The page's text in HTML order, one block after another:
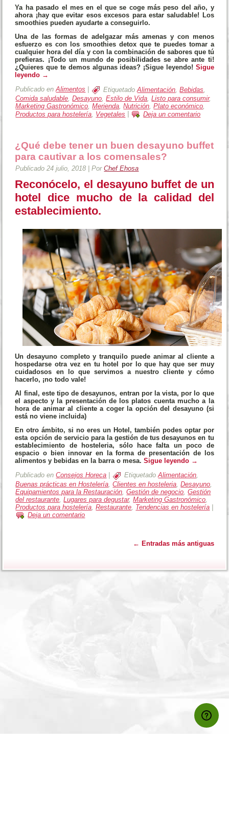
Ya ha pasado el mes en el que se coge más peso del año, y
ahora ¡hay que evitar esos excesos para estar saludable! Los
smoothies pueden ayudarte a conseguirlo.
Una de las formas de adelgazar más amenas y con menos
esfuerzo es con lossmoothies detox que te puedes tomar a
cualquier hora del día y con la combinación de sabores que tú
prefieras. ¡Todo un mundo de posibilidades se abre ante ti!
¿Quieres que te demos algunas ideas? ¡Sigue leyendo! Sigue
leyendo →
Publicado en Alimentos Etiquetado Alimentación ,Bebidas
Comida saludable,Desayuno,Estilo de Vida,Listo para consumir,
Marketing Gastronómico,Merienda,Nutrición,Plato económico,
Productos para hostelería Vegetales Deja un comentario
¿Qué debe tener un buen desayuno buffet
para cautivar a los comensales?
Publicado 24 julio, 2018 |Por Chef Ehosa
Reconócelo, el desayuno buffet de un
hotel dice mucho de la calidad del
establecimiento.
Un desayuno completo y tranquilo puede animar al cliente a
hospedarse otra vez en tu hotel por lo que hay que sermuy
cuidadosos en lo que servimosa nuestro cliente y cómo
hacerlo, ¡no todo vale!
Al final, este tipo de desayunos, entran por la vista, por lo que
e l aspecto y la presentación de los platos cuenta muchoa la
hora de animar al cliente a coger la opción del desayuno (si
está no viene incluida)
En otro ámbito, si no eres un Hotel, también podes optar por
esta opción de servicio para la gestión de tus desayunos en tu
establecimiento de hosteleria, sólo hace falta un poco de
espacio o bien innovar en la forma de presentación de los
alimentos y bebidas en la barra o mesa.Sigue leyendo →
Publicado en Consejos Horeca Etiquetado Alimentación,
Buenas prácticas en Hostelería ,Clientes en hosteleria ,Desayuno
Equipamientos para la Restauración ,Gestión de negocio ,Gestión
del restaurante ,Lugares para degustar,Marketing Gastronómico
Productos para hostelería ,Restaurante Tendencias en hostelería
Deja un comentario
← Entradas más antiguas